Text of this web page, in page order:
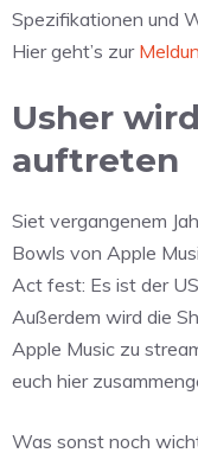
Spezifikationen und
Hier geht’s zur
Usher
auftreten
Siet vergangenem
Bowls von Apple
Act fest: Es ist der
Außerdem wird die
Apple Music zu
euch hier
Was sonst noch